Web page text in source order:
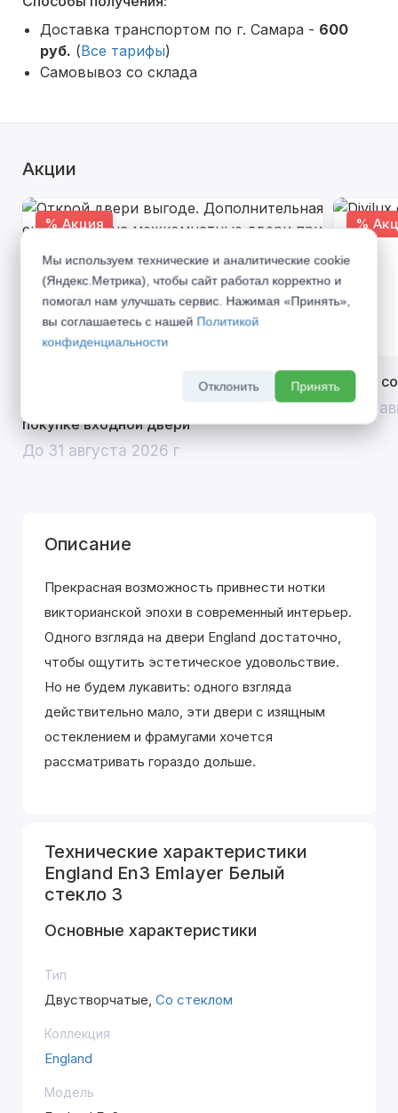
Доставка транспортом по г. Самара - 600
руб. (Все тарифы)
Самовывоз со склада
Акции
% Акция
Открой двери выгоде. Дополнительная
скидка 10% на межкомнатные двери при
покупке входной двери
До 31 августа 2026 г
%
Divilux
До 31
Описание
Прекрасная возможность привнести нотки
викторианской эпохи в современный интерьер.
Одного взгляда на двери England достаточно,
чтобы ощутить эстетическое удовольствие.
Но не будем лукавить: одного взгляда
действительно мало, эти двери с изящным
остеклением и фрамугами хочется
рассматривать гораздо дольше.
Технические характеристики
England En3 Emlayer Белый
стекло 3
Основные характеристики
Тип
Двустворчатые, Со стеклом
Коллекция
England
Модель
Мы используем технические и аналитические cookie
(Яндекс.Метрика), чтобы сайт работал корректно и
помогал нам улучшать сервис. Нажимая «Принять»,
вы соглашаетесь с нашей Политикой
конфиденциальности
Отклонить Принять